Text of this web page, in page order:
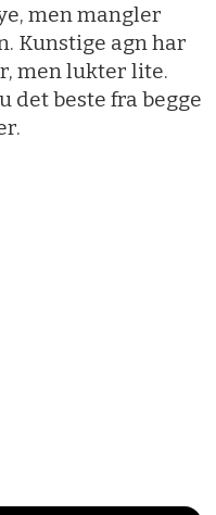
men mangler
Kunstige agn har
men lukter lite.
det beste fra begge